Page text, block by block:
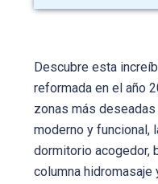
Descubre esta
reformada en el año
zonas más
moderno y funcional,
dormitorio acogedor,
columna